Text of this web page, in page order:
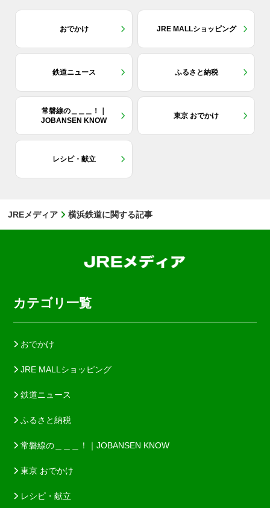
おでかけ JRE MALLショッピング
鉄道ニュース ふるさと納税
常磐線の＿＿＿！｜
JOBANSEN KNOW
東京 おでかけ
レシピ・献立
JREメディア 横浜鉄道に関する記事
カテゴリ一覧
おでかけ
JRE MALLショッピング
鉄道ニュース
ふるさと納税
常磐線の＿＿＿！｜JOBANSEN KNOW
東京 おでかけ
レシピ・献立